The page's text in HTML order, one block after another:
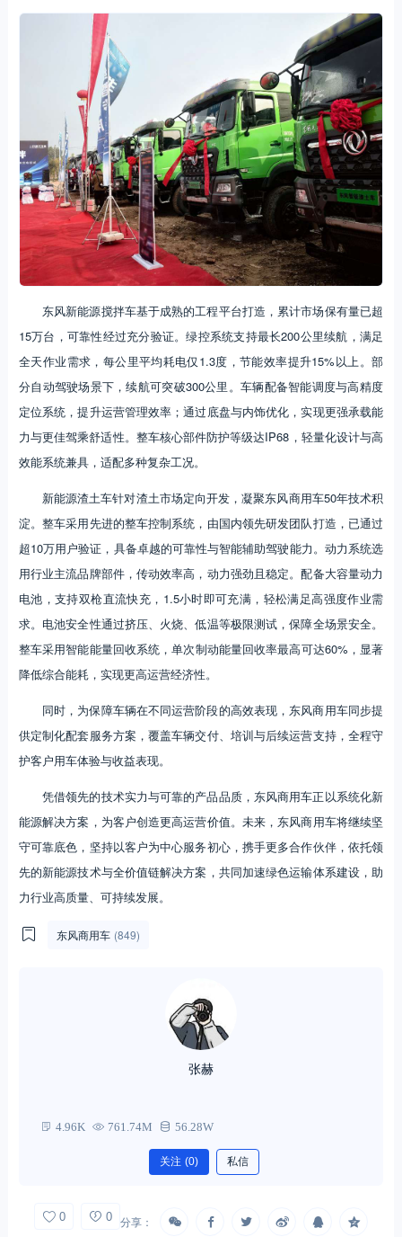
东风新能源搅拌车基于成熟的工程平台打造，累计市场保有量已超
15万台，可靠性经过充分验证。绿控系统支持最长200公里续航，满足
全天作业需求，每公里平均耗电仅1.3度，节能效率提升15%以上。部
分自动驾驶场景下，续航可突破300公里。车辆配备智能调度与高精度
定位系统，提升运营管理效率；通过底盘与内饰优化，实现更强承载能
力与更佳驾乘舒适性。整车核心部件防护等级达IP68，轻量化设计与高
效能系统兼具，适配多种复杂工况。
新能源渣土车针对渣土市场定向开发，凝聚东风商用车50年技术积
淀。整车采用先进的整车控制系统，由国内领先研发团队打造，已通过
超10万用户验证，具备卓越的可靠性与智能辅助驾驶能力。动力系统选
用行业主流品牌部件，传动效率高，动力强劲且稳定。配备大容量动力
电池，支持双枪直流快充，1.5小时即可充满，轻松满足高强度作业需
求。电池安全性通过挤压、火烧、低温等极限测试，保障全场景安全。
整车采用智能能量回收系统，单次制动能量回收率最高可达60%，显著
降低综合能耗，实现更高运营经济性。
同时，为保障车辆在不同运营阶段的高效表现，东风商用车同步提
供定制化配套服务方案，覆盖车辆交付、培训与后续运营支持，全程守
护客户用车体验与收益表现。
凭借领先的技术实力与可靠的产品品质，东风商用车正以系统化新
能源解决方案，为客户创造更高运营价值。未来，东风商用车将继续坚
守可靠底色，坚持以客户为中心服务初心，携手更多合作伙伴，依托领
先的新能源技术与全价值链解决方案，共同加速绿色运输体系建设，助
力行业高质量、可持续发展。
东风商用车 (849)
张赫
4.96K 761.74M 56.28W
关注 (0) 私信
0 0 分享：